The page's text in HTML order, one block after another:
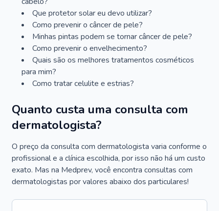
Que protetor solar eu devo utilizar?
Como prevenir o câncer de pele?
Minhas pintas podem se tornar câncer de pele?
Como prevenir o envelhecimento?
Quais são os melhores tratamentos cosméticos
para mim?
Como tratar celulite e estrias?
Quanto custa uma consulta com
dermatologista?
O preço da consulta com dermatologista varia conforme o
profissional e a clínica escolhida, por isso não há um custo
exato. Mas na Medprev, você encontra consultas com
dermatologistas por valores abaixo dos particulares!